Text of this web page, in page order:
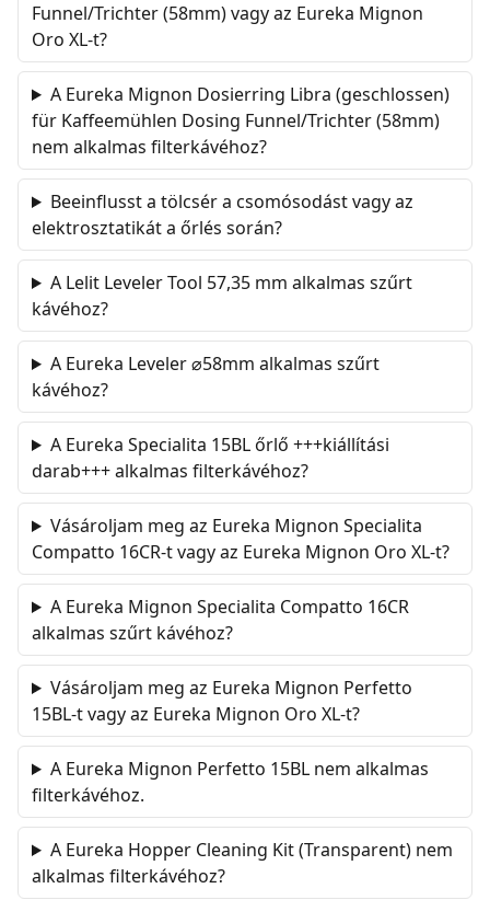
Funnel/Trichter (58mm) vagy az Eureka Mignon
Oro XL-t?
A Eureka Mignon Dosierring Libra (geschlossen)
für Kaffeemühlen Dosing Funnel/Trichter (58mm)
nem alkalmas filterkávéhoz?
Beeinflusst a tölcsér a csomósodást vagy az
elektrosztatikát a őrlés során?
A Lelit Leveler Tool 57,35 mm alkalmas szűrt
kávéhoz?
A Eureka Leveler ⌀58mm alkalmas szűrt
kávéhoz?
A Eureka Specialita 15BL őrlő +++kiállítási
darab+++ alkalmas filterkávéhoz?
Vásároljam meg az Eureka Mignon Specialita
Compatto 16CR-t vagy az Eureka Mignon Oro XL-t?
A Eureka Mignon Specialita Compatto 16CR
alkalmas szűrt kávéhoz?
Vásároljam meg az Eureka Mignon Perfetto
15BL-t vagy az Eureka Mignon Oro XL-t?
A Eureka Mignon Perfetto 15BL nem alkalmas
filterkávéhoz.
A Eureka Hopper Cleaning Kit (Transparent) nem
alkalmas filterkávéhoz?